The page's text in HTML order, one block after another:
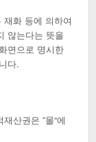
재화 등에 의하여
않는다는 뜻을
면으로 명시한
다.
산권은 ”몰“에